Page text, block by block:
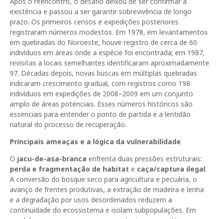
existência e passou a ser garantir sobrevivência de longo
prazo. Os primeiros censos e expedições posteriores
registraram números modestos. Em 1978, em levantamentos
em quebradas do Noroeste, houve registro de cerca de 60
indivíduos em áreas onde a espécie foi encontrada; em 1987,
revisitas a locais semelhantes identificaram aproximadamente
97. Décadas depois, novas buscas em múltiplas quebradas
indicaram crescimento gradual, com registros como 198
indivíduos em expedições de 2008–2009 em um conjunto
amplo de áreas potenciais. Esses números históricos são
essenciais para entender o ponto de partida e a lentidão
natural do processo de recuperação.
Principais ameaças e a lógica da vulnerabilidade
O jacu-de-asa-branca enfrenta duas pressões estruturais:
perda e fragmentação de habitat e caça/captura ilegal.
A conversão do bosque seco para agricultura e pecuária, o
avanço de frentes produtivas, a extração de madeira e lenha
e a degradação por usos desordenados reduzem a
continuidade do ecossistema e isolam subpopulações. Em